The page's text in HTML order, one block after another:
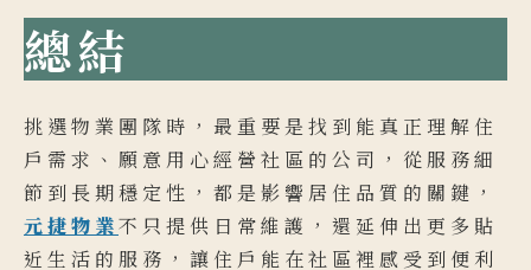
總結
挑選物業團隊時，最重要是找到能真正理解住
戶需求、願意用心經營社區的公司，從服務細
節到長期穩定性，都是影響居住品質的關鍵，
元捷物業不只提供日常維護，還延伸出更多貼
近生活的服務，讓住戶能在社區裡感受到便利